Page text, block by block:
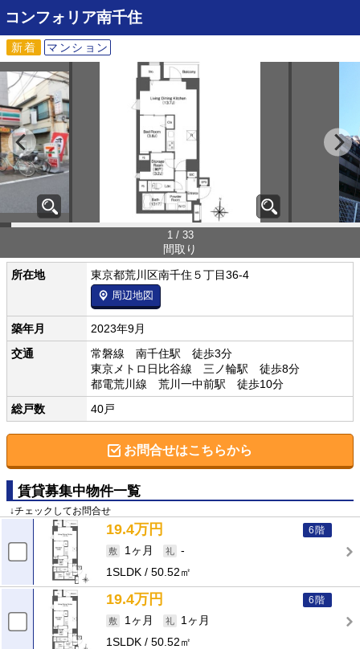
コンフォリア南千住
新着 マンション
1 / 33
間取り
所在地 東京都荒川区南千住５丁目36-4
周辺地図
築年月
2023年9月
交通
常磐線 南千住駅 徒歩3分
東京メトロ日比谷線 三ノ輪駅 徒歩8分
都電荒川線 荒川一中前駅 徒歩10分
総戸数
40戸
お問合せはこちらから
賃貸募集中物件一覧
↓チェックしてお問合せ
6階
19.4万円
1ヶ月
-
1SLDK
50.52㎡
6階
19.4万円
1ヶ月
1ヶ月
1SLDK
50.52㎡